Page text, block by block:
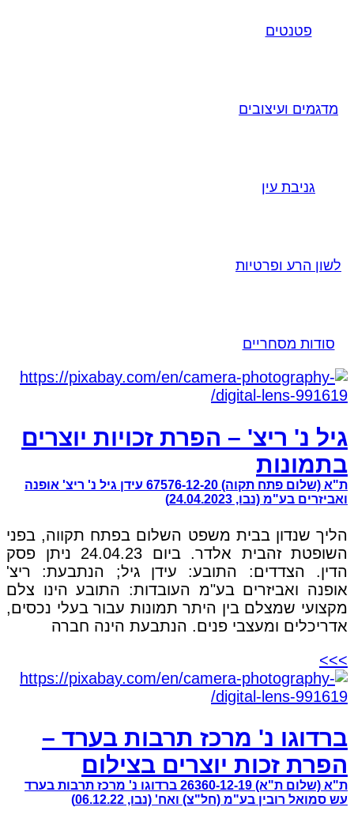
פטנטים
מדגמים ועיצובים
גניבת עין
לשון הרע ופרטיות
סודות מסחריים
גיל נ' ריצ' – הפרת זכויות יוצרים
בתמונות
ת"א (שלום פתח תקוה) 67576-12-20 עידן גיל נ' ריצ' אופנה
ואביזרים בע"מ (נבו, 24.04.2023)
הליך שנדון בבית משפט השלום בפתח תקווה, בפני
השופטת זהבית אלדר. ביום 24.04.23 ניתן פסק
הדין. הצדדים: התובע: עידן גיל; הנתבעת: ריצ'
אופנה ואביזרים בע"מ העובדות: התובע הינו צלם
מקצועי שמצלם בין היתר תמונות עבור בעלי נכסים,
אדריכלים ומעצבי פנים. הנתבעת הינה חברה
>>>
ברדוגו נ' מרכז תרבות בערד –
הפרת זכות יוצרים בצילום
ת"א (שלום ת"א) 26360-12-19 ברדוגו נ' מרכז תרבות בערד
עש סמואל רובין בע"מ (חל"צ) ואח' (נבו, 06.12.22)